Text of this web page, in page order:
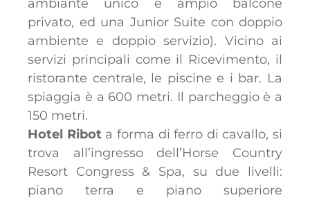
ambiante unico e ampio balcone
privato, ed una Junior Suite con doppio
ambiente e doppio servizio). Vicino ai
servizi principali come il Ricevimento, il
ristorante centrale, le piscine e i bar. La
spiaggia è a 600 metri. Il parcheggio è a
150 metri.
Hotel Ribota forma di ferro di cavallo, si
trova all’ingresso dell’Horse Country
Resort Congress & Spa, su due livelli:
piano terra e piano superiore